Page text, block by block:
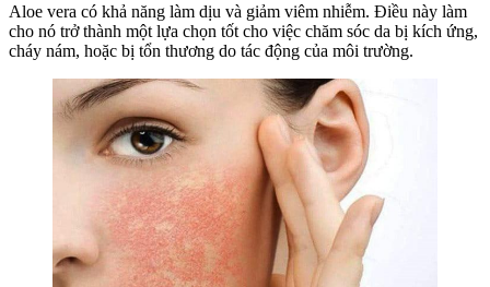
Aloe vera có khả năng làm dịu và giảm viêm nhiễm. Điều này làm
cho nó trở thành một lựa chọn tốt cho việc chăm sóc da bị kích ứng,
cháy nám, hoặc bị tổn thương do tác động của môi trường.